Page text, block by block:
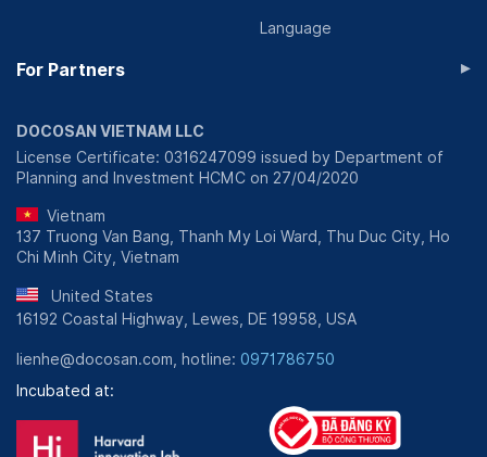
Language
For Partners ▸
DOCOSAN VIETNAM LLC
License Certificate: 0316247099 issued by Department of
Planning and Investment HCMC on 27/04/2020
Vietnam
137 Truong Van Bang, Thanh My Loi Ward, Thu Duc City, Ho
Chi Minh City, Vietnam
United States
16192 Coastal Highway, Lewes, DE 19958, USA
lienhe@docosan.com, hotline: 0971786750
Incubated at: